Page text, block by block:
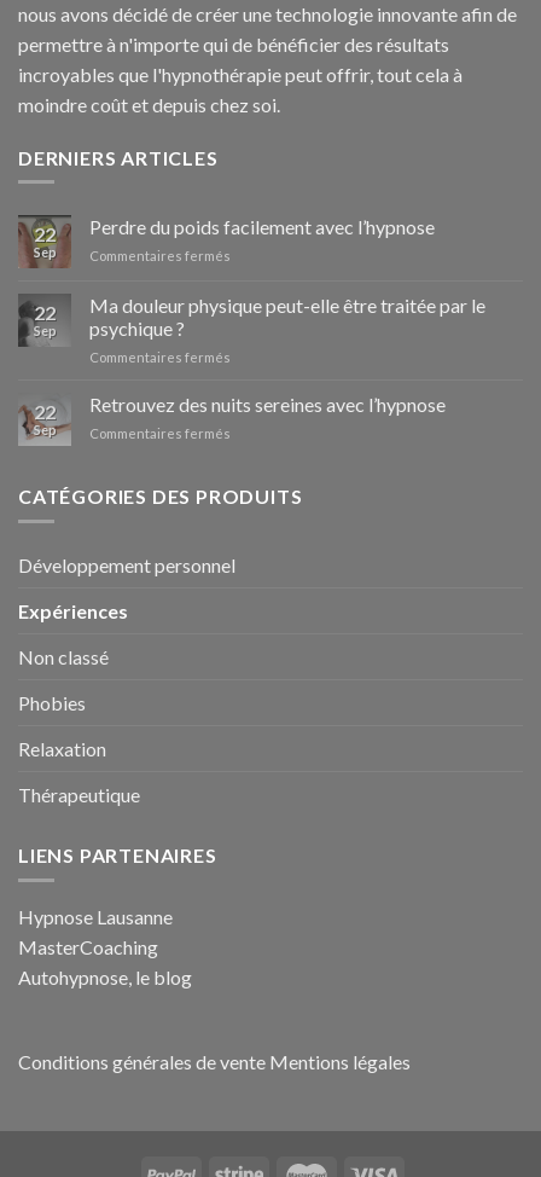
nous avons décidé de créer une technologie innovante afin de
permettre à n'importe qui de bénéficier des résultats
incroyables que l'hypnothérapie peut offrir, tout cela à
moindre coût et depuis chez soi.
DERNIERS ARTICLES
22
Sep
Perdre du poids facilement avec l’hypnose
Commentaires fermés
poids
22
Sep
Ma douleur physique peut-elle être traitée par le
psychique ?
Commentaires fermés
douleur
traitée
psychique
22
Sep
Retrouvez des nuits sereines avec l’hypnose
Commentaires fermés
nuits
CATÉGORIES DES PRODUITS
Développement personnel
Expériences
Non classé
Phobies
Relaxation
Thérapeutique
LIENS PARTENAIRES
Hypnose Lausanne
MasterCoaching
Autohypnose, le blog
Conditions générales de vente Mentions légales